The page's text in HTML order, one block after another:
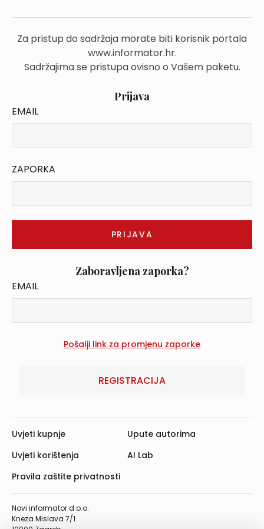
Za pristup do sadržaja morate biti korisnik portala
www.informator.hr.
Sadržajima se pristupa ovisno o Vašem paketu.
Prijava
EMAIL
ZAPORKA
Zaboravljena zaporka?
EMAIL
REGISTRACIJA
Novi informator d.o.o.
Kneza Mislava 7/1
Uvjeti kupnje
Uvjeti korištenja
Pravila zaštite privatnosti
Upute autorima
AI Lab